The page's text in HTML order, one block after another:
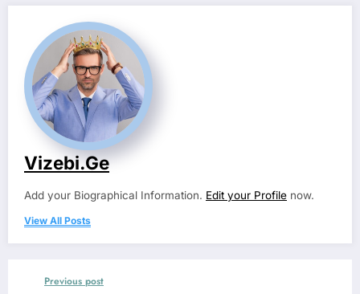
Vizebi.ge
Add your Biographical Information. Edit your Profile now.
View All Posts
Previous post